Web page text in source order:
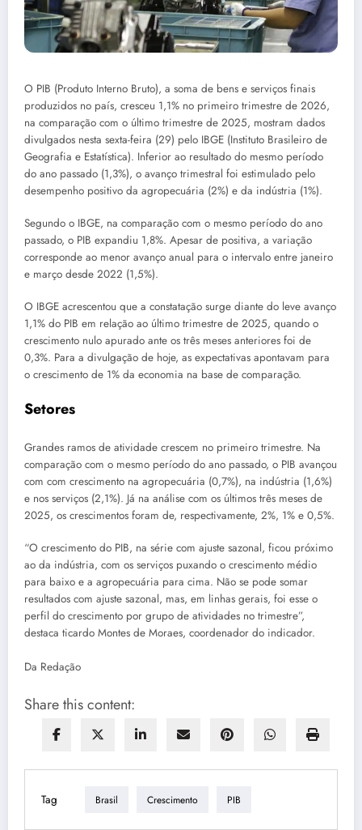
O PIB (Produto Interno Bruto), a soma de bens e serviços finais
produzidos no país, cresceu 1,1% no primeiro trimestre de 2026,
na comparação com o último trimestre de 2025, mostram dados
divulgados nesta sexta-feira (29) pelo IBGE (Instituto Brasileiro de
Geografia e Estatística). Inferior ao resultado do mesmo período
do ano passado (1,3%), o avanço trimestral foi estimulado pelo
desempenho positivo da agropecuária (2%) e da indústria (1%).
Segundo o IBGE, na comparação com o mesmo período do ano
passado, o PIB expandiu 1,8%. Apesar de positiva, a variação
corresponde ao menor avanço anual para o intervalo entre janeiro
e março desde 2022 (1,5%).
O IBGE acrescentou que a constatação surge diante do leve avanço
1,1% do PIB em relação ao último trimestre de 2025, quando o
crescimento nulo apurado ante os três meses anteriores foi de
0,3%. Para a divulgação de hoje, as expectativas apontavam para
o crescimento de 1% da economia na base de comparação.
Setores
Grandes ramos de atividade crescem no primeiro trimestre. Na
comparação com o mesmo período do ano passado, o PIB avançou
com com crescimento na agropecuária (0,7%), na indústria (1,6%)
e nos serviços (2,1%). Já na análise com os últimos três meses de
2025, os crescimentos foram de, respectivamente, 2%, 1% e 0,5%.
“O crescimento do PIB, na série com ajuste sazonal, ficou próximo
ao da indústria, com os serviços puxando o crescimento médio
para baixo e a agropecuária para cima. Não se pode somar
resultados com ajuste sazonal, mas, em linhas gerais, foi esse o
perfil do crescimento por grupo de atividades no trimestre”,
destaca ticardo Montes de Moraes, coordenador do indicador.
Da Redação
Share this content:
Tag Brasil Crescimento PIB